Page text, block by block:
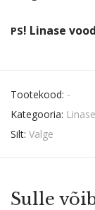
PS! Linase
Tootekood: -
Kategooria:
Silt: Valge
Sulle